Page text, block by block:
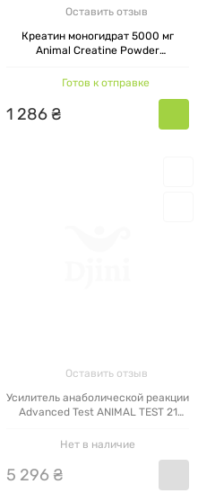
Оставить отзыв
Креатин моногидрат 5000 мг
Animal Creatine Powder
Готов к отправке
1 286₴
Оставить отзыв
Усилитель анаболической реакции
Advanced Test ANIMAL TEST 21
Нет в наличие
5 296 ₴